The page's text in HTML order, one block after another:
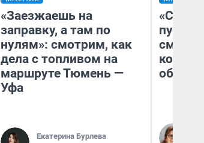
«Заезжаешь на
заправку, а там по
нулям»: смотрим, как
дела с топливом на
маршруте Тюмень —
Уфа
Екатерина Бурлева